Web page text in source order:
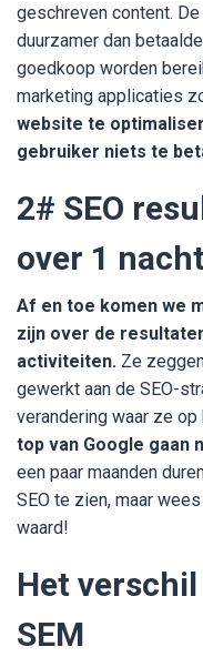
geschreven content.
duurzamer dan
goedkoop worden
marketing applicaties
website te
gebruiker niets te
2# SEO
over 1
Af en toe komen we
zijn over de
activiteiten. Ze
gewerkt aan de SEO-
verandering waar ze op
top van Google gaan
een paar maanden
SEO te zien, maar
waard!
Het verschil
SEM